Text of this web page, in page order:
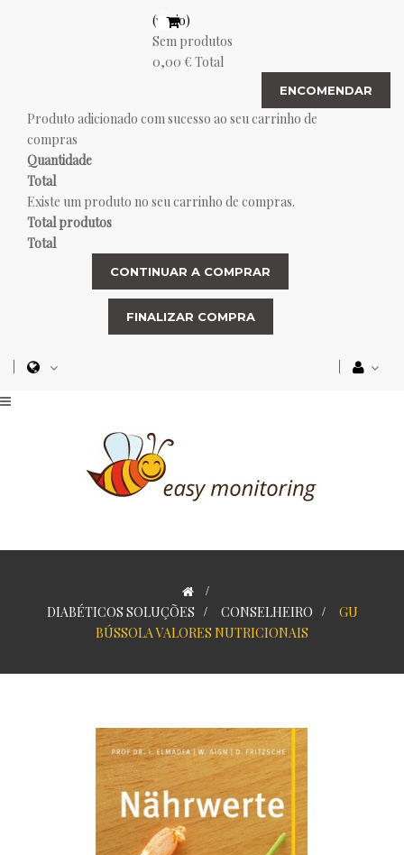
(vazio)
Sem produtos
0,00 € Total
ENCOMENDAR
Produto adicionado com sucesso ao seu carrinho de
compras
Quantidade
Total
Existe um produto no seu carrinho de compras.
Total produtos
Total
CONTINUAR A COMPRAR
FINALIZAR COMPRA
>
DIABÉTICOS SOLUÇÕES > CONSELHEIRO >
GU
BÚSSOLA VALORES NUTRICIONAIS